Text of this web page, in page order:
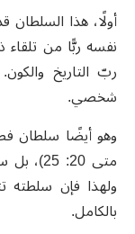
أولًا، هذا السلطان
نفسه ربًّا من
ربّ التاريخ
شخصي.
وهو أيضًا سلطان
متى 20:
ولهذا فإن سلطته
بالكامل.